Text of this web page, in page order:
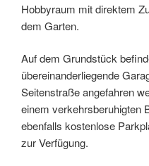
Hobbyraum mit direktem
dem Garten.
Auf dem Grundstück
übereinanderliegende
Seitenstraße angefahren
einem verkehrsberuhigten
ebenfalls kostenlose
zur Verfügung.